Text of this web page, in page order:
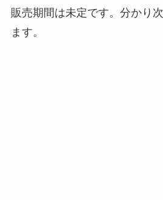
販売期間は未定です。分かり
ます。